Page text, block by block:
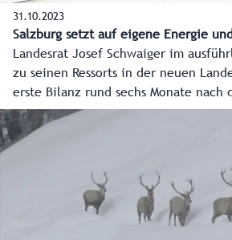
31.10.2023
Salzburg setzt auf eigene Energie
Landesrat Josef Schwaiger im
zu seinen Ressorts in der neuen
erste Bilanz rund sechs Monate nach